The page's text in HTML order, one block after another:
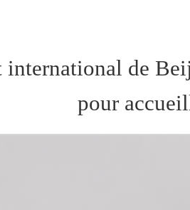
international de
pour